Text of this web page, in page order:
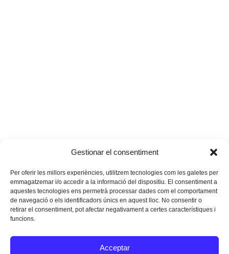
Gestionar el consentiment
Per oferir les millors experiències, utilitzem tecnologies com les galetes per
emmagatzemar i/o accedir a la informació del dispositiu. El consentiment a
aquestes tecnologies ens permetrà processar dades com el comportament
de navegació o els identificadors únics en aquest lloc. No consentir o
retirar el consentiment, pot afectar negativament a certes característiques i
funcions.
Acceptar
Instagram
Facebook
Twitter
Texts Legals